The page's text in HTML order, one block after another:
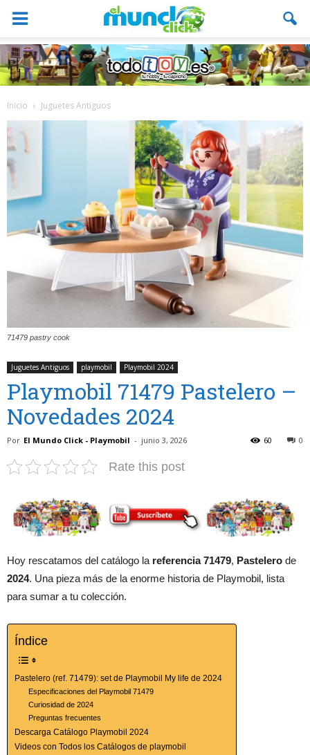
Inicio Juguetes Antiguos
71479 pastry cook
Juguetes Antiguos playmobil Playmobil 2024
Playmobil 71479 Pastelero –
Novedades 2024
Por El Mundo Click - Playmobil - junio 3, 2026 0
60
Rate this post
Hoy rescatamos del catálogo la referencia 71479, Pastelero de
2024. Una pieza más de la enorme historia de Playmobil, lista
para sumar a tu colección.
Índice
Pastelero (ref. 71479): set de Playmobil My life de 2024
Especificaciones del Playmobil 71479
Curiosidad de 2024
Preguntas frecuentes
Descarga Catálogo Playmobil 2024
Videos con Todos los Catálogos de playmobil